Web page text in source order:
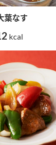
葉なす
kcal